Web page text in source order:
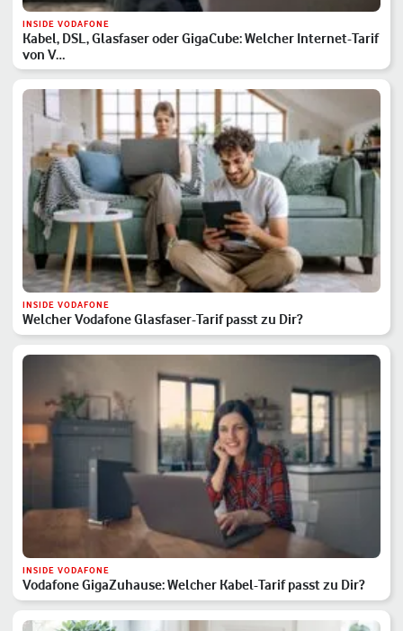
INSIDE VODAFONE
Kabel, DSL, Glasfaser oder GigaCube: Welcher Internet-Tarif
von V…
INSIDE VODAFONE
Welcher Vodafone Glasfaser-Tarif passt zu Dir?
INSIDE VODAFONE
Vodafone GigaZuhause: Welcher Kabel-Tarif passt zu Dir?